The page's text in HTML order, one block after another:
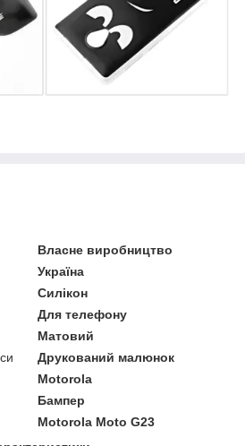
Власне виробництво
Україна
Силікон
Для телефону
Матовий
Друкований малюнок
Motorola
Бампер
Motorola Moto G23